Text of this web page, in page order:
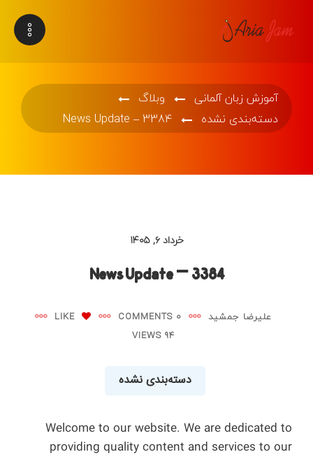
آموزش زبان آلمانی
وبلاگ
دسته‌بندی نشده
News Update – 3384
خرداد ۶, ۱۴۰۵
News Update – 3384
علیرضا جمشید 0 COMMENTS
LIKE
94 VIEWS
دسته‌بندی نشده
Welcome to our website. We are dedicated to
providing quality content and services to our